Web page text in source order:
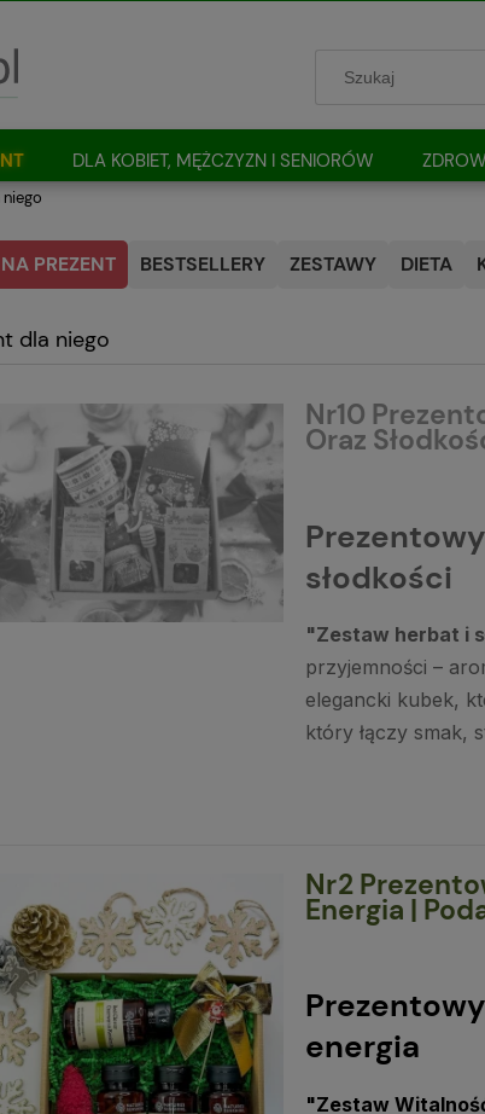
DLA KOBIET, MĘŻCZYZN I SENIORÓW
PREZENT BESTSELLERY ZESTAWY DIETA
dla niego
Nr10
Oraz
słodkości
"Zestaw herbat i
przyjemności –
elegancki kubek,
który łączy smak,
Nr2
Energia |
energia
"Zestaw